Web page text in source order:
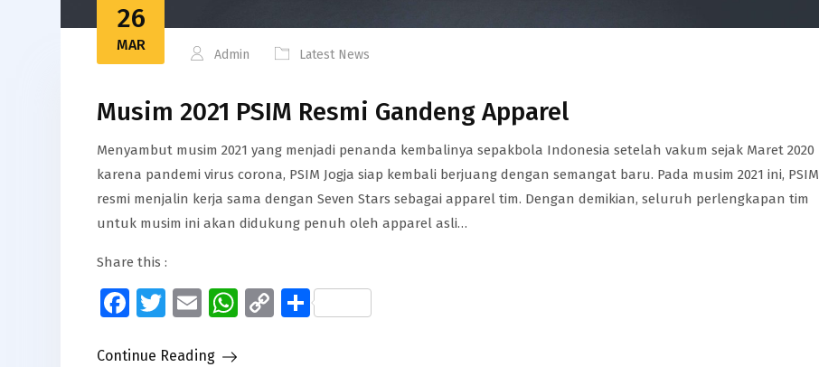
26
MAR
Admin Latest News
Musim 2021 PSIM Resmi Gandeng Apparel
Menyambut musim 2021 yang menjadi penanda kembalinya sepakbola Indonesia setelah vakum sejak Maret 2020
karena pandemi virus corona, PSIM Jogja siap kembali berjuang dengan semangat baru. Pada musim 2021 ini, PSIM
resmi menjalin kerja sama dengan Seven Stars sebagai apparel tim. Dengan demikian, seluruh perlengkapan tim
untuk musim ini akan didukung penuh oleh apparel asli…
Share this :
Facebook
Twitter
EmailWhatsApp
CopyShare
Continue Reading